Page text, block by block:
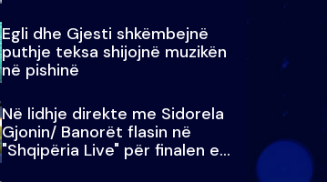
Egli dhe Gjesti shkëmbejnë
puthje teksa shijojnë muzikën
në pishinë
Në lidhje direkte me Sidorela
Gjonin/ Banorët flasin në
"Shqipëria Live" për finalen e
madhe